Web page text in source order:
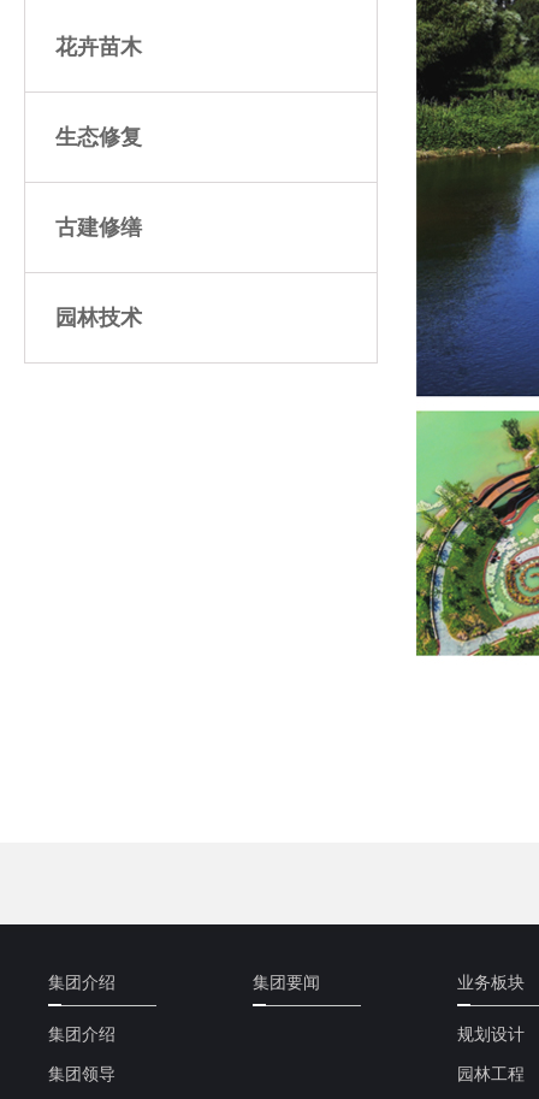
花卉苗木
生态修复
古建修缮
园林技术
集团介绍
集团介绍
集团领导
集团要闻 业务板块
规划设计
园林工程